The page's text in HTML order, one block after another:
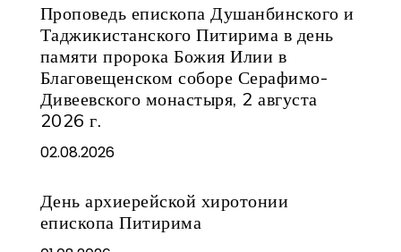
Проповедь епископа Душанбинского и
Таджикистанского Питирима в день
памяти пророка Божия Илии в
Благовещенском соборе Серафимо-
Дивеевского монастыря, 2 августа
2026 г.
02.08.2026
День архиерейской хиротонии
епископа Питирима